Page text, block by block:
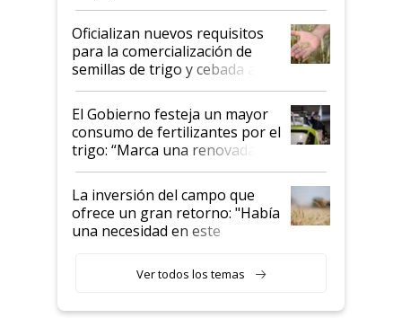
Oficializan nuevos requisitos
para la comercialización de
semillas de trigo y cebada a
granel
El Gobierno festeja un mayor
consumo de fertilizantes por el
trigo: “Marca una renovada
confianza de los productores”
La inversión del campo que
ofrece un gran retorno: "Había
una necesidad en este
Ver todos los temas